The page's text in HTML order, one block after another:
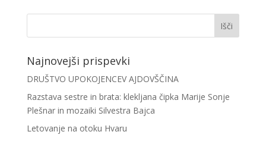
Najnovejši prispevki
DRUŠTVO UPOKOJENCEV AJDOVŠČINA
Razstava sestre in brata: klekljana čipka Marije Sonje
Plešnar in mozaiki Silvestra Bajca
Letovanje na otoku Hvaru